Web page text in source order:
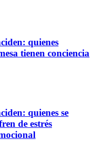
quienes
tienen conciencia
quienes se
de estrés